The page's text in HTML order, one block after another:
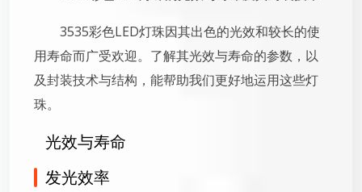
3535彩色LED灯珠因其出色的光效和较长的使
用寿命而广受欢迎。了解其光效与寿命的参数，以
及封装技术与结构，能帮助我们更好地运用这些灯
珠。
光效与寿命
发光效率